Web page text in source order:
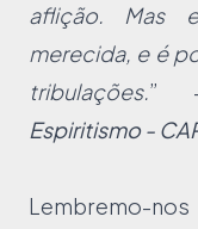
aflição. Mas
merecida, e é
tribulações.”
Espiritismo -
Lembremo-